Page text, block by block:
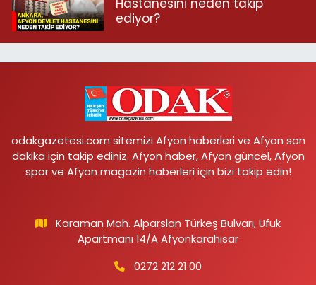
Hastanesini neden takip
ediyor?
odakgazetesi.com sitemizi Afyon haberleri ve Afyon son
dakika için takip ediniz. Afyon haber, Afyon güncel, Afyon
spor ve Afyon magazin haberleri için bizi takip edin!
Karaman Mah. Alparslan Türkeş Bulvarı, Ufuk
Apartmanı 14/A Afyonkarahisar
0272 212 21 00